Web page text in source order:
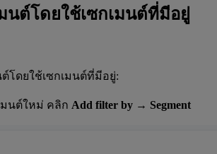
นต์โดยใช้เซกเมนต์ที่มีอยู่
โดยใช้เซกเมนต์ที่มีอยู่:
มนต์ใหม่ คลิก Add filter by → Segment